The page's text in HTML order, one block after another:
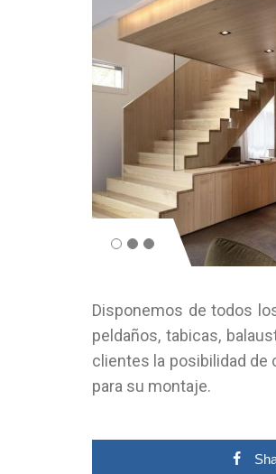
Disponemos de todos
peldaños, tabicas,
clientes la posibilidad de
para su montaje.